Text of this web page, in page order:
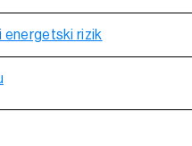
energetski rizik